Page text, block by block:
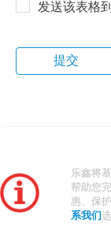
发送该表格
乐鑫将
帮助您
惠、保
系我们